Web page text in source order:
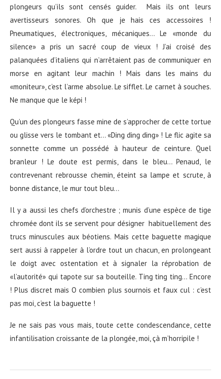
plongeurs qu’ils sont censés guider. Mais ils ont leurs
avertisseurs sonores. Oh que je hais ces accessoires !
Pneumatiques, électroniques, mécaniques… Le «monde du
silence» a pris un sacré coup de vieux ! J’ai croisé des
palanquées d’italiens qui n’arrêtaient pas de communiquer en
morse en agitant leur machin ! Mais dans les mains du
«moniteur», c’est l’arme absolue. Le sifflet. Le carnet à souches.
Ne manque que le képi !
Qu’un des plongeurs fasse mine de s’approcher de cette tortue
ou glisse vers le tombant et… «Ding ding ding» ! Le flic agite sa
sonnette comme un possédé à hauteur de ceinture. Quel
branleur ! Le doute est permis, dans le bleu… Penaud, le
contrevenant rebrousse chemin, éteint sa lampe et scrute, à
bonne distance, le mur tout bleu…
Il y a aussi les chefs d’orchestre ; munis d’une espèce de tige
chromée dont ils se servent pour désigner habituellement des
trucs minuscules aux béotiens. Mais cette baguette magique
sert aussi à rappeler à l’ordre tout un chacun, en prolongeant
le doigt avec ostentation et à signaler la réprobation de
«l’autorité» qui tapote sur sa bouteille. Ting ting ting… Encore
! Plus discret mais O combien plus sournois et faux cul : c’est
pas moi, c’est la baguette !
Je ne sais pas vous mais, toute cette condescendance, cette
infantilisation croissante de la plongée, moi, çà m’horripile !